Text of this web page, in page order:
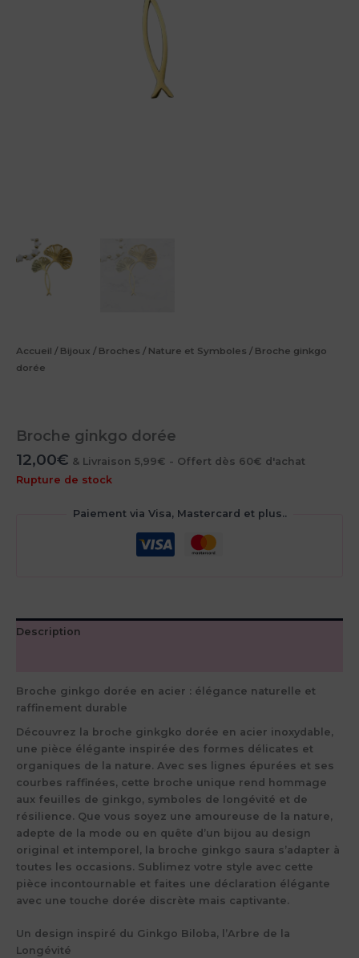
Accueil / Bijoux / Broches / Nature et Symboles / Broche ginkgo
dorée
Broche ginkgo dorée
12,00€ & Livraison 5,99€ - Offert dès 60€ d'achat
Rupture de stock
Paiement via Visa, Mastercard et plus..
Description
Broche ginkgo dorée en acier : élégance naturelle et
raffinement durable
Découvrez la broche ginkgko dorée en acier inoxydable,
une pièce élégante inspirée des formes délicates et
organiques de la nature. Avec ses lignes épurées et ses
courbes raffinées, cette broche unique rend hommage
aux feuilles de ginkgo, symboles de longévité et de
résilience. Que vous soyez une amoureuse de la nature,
adepte de la mode ou en quête d’un bijou au design
original et intemporel, la broche ginkgo saura s’adapter à
toutes les occasions. Sublimez votre style avec cette
pièce incontournable et faites une déclaration élégante
avec une touche dorée discrète mais captivante.
Un design inspiré du Ginkgo Biloba, l’Arbre de la
Longévité